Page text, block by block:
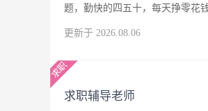
题，勤快的四五十，每天挣零花
更新于 2026.08.06
求职辅导老师